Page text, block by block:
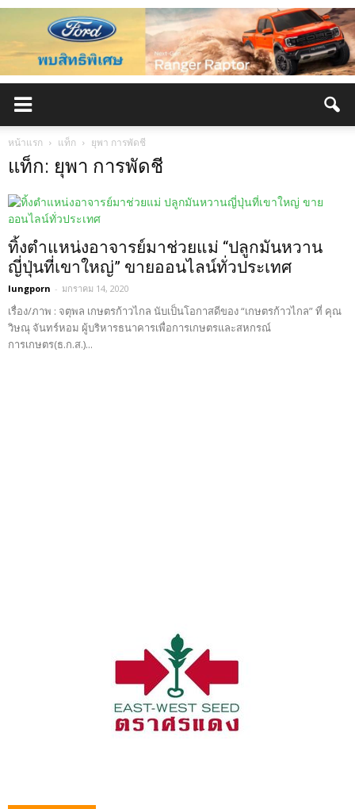
หน้าแรก แท็ก ยุพา การพัดชี
แท็ก: ยุพา การพัดชี
ทิ้งตำแหน่งอาจารย์มาช่วยแม่ “ปลูกมันหวาน
ญี่ปุ่นที่เขาใหญ่” ขายออนไลน์ทั่วประเทศ
lungporn - มกราคม 14, 2020
เรื่อง/ภาพ : จตุพล เกษตรก้าวไกล นับเป็นโอกาสดีของ “เกษตรก้าวไกล” ที่ คุณ
วิษณุ จันทร์หอม ผู้บริหารธนาคารเพื่อการเกษตรและสหกรณ์
การเกษตร(ธ.ก.ส.)...